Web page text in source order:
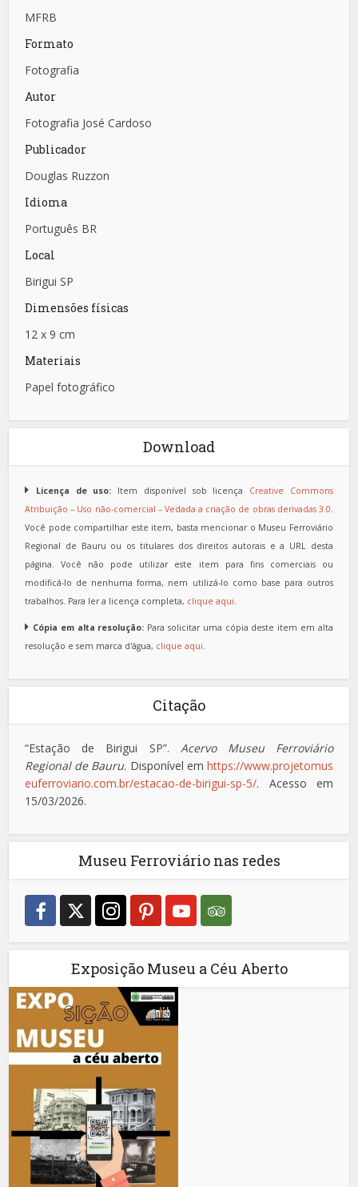
MFRB
Formato
Fotografia
Autor
Fotografia José Cardoso
Publicador
Douglas Ruzzon
Idioma
Português BR
Local
Birigui SP
Dimensões físicas
12 x 9 cm
Materiais
Papel fotográfico
Download
Licença de uso: Item disponível sob licença Creative Commons
Atribuição – Uso não-comercial – Vedada a criação de obras derivadas 3.0.
Você pode compartilhar este item, basta mencionar o Museu Ferroviário
Regional de Bauru ou os titulares dos direitos autorais e a URL desta
página. Você não pode utilizar este item para fins comerciais ou
modificá-lo de nenhuma forma, nem utilizá-lo como base para outros
trabalhos. Para ler a licença completa, clique aqui.
Cópia em alta resolução: Para solicitar uma cópia deste item em alta
resolução e sem marca d'água, clique aqui.
Citação
“Estação de Birigui SP”. Acervo Museu Ferroviário
Regional de Bauru. Disponível em https://www.projetomus
euferroviario.com.br/estacao-de-birigui-sp-5/. Acesso em
15/03/2026.
Museu Ferroviário nas redes
Exposição Museu a Céu Aberto